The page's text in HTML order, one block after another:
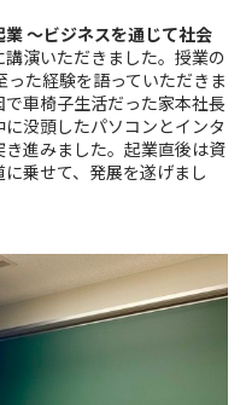
～ビジネスを通じて社会
講演いただきました。授業の
った経験を語っていただきま
車椅子生活だった家本社長
没頭したパソコンとインタ
進みました。起業直後は資
乗せて、発展を遂げまし